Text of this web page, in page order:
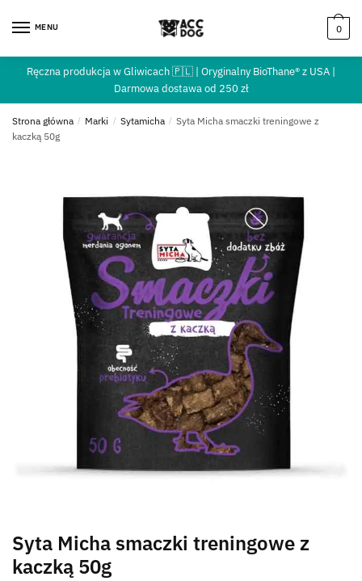
MENU 0
Ręczna produkcja w Gliwicach 🇵🇱 | Oryginalny BioThane® z USA |
Darmowa dostawa od 250 zł
Strona główna / Marki / Sytamicha / Syta Micha smaczki treningowe z
kaczką 50g
Syta Micha smaczki treningowe z
kaczką 50g